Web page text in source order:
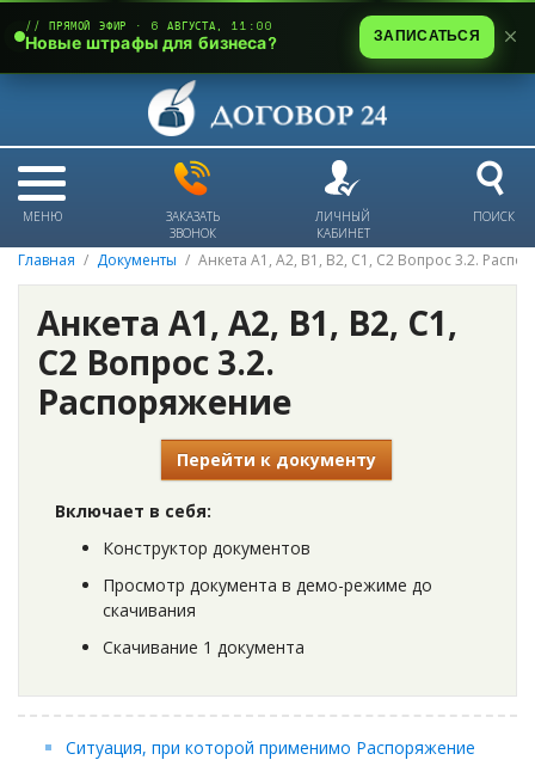
МЕНЮ
ЗАКАЗАТЬ
ЗВОНОК
ЛИЧНЫЙ
КАБИНЕТ
ПОИСК
Главная Документы Анкета А1, А2, В1, В2, С1, С2 Вопрос 3.2.
Анкета А1, А2, В1, В2, С1,
С2 Вопрос 3.2.
Распоряжение
Перейти к документу
Включает в себя:
Конструктор документов
Просмотр документа в демо-режиме до
скачивания
Скачивание 1 документа
Ситуация, при которой применимо Распоряжение
// ПРЯМОЙ ЭФИР · 6 АВГУСТА, 11:00
Новые штрафы для бизнеса? ЗАПИСАТЬСЯ